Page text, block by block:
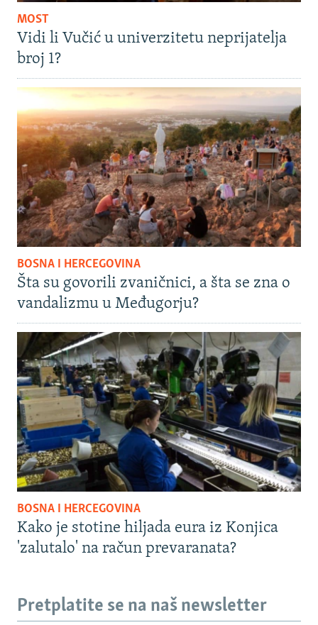
MOST
Vidi li Vučić u univerzitetu neprijatelja
broj 1?
BOSNA I HERCEGOVINA
Šta su govorili zvaničnici, a šta se zna o
vandalizmu u Međugorju?
BOSNA I HERCEGOVINA
Kako je stotine hiljada eura iz Konjica
'zalutalo' na račun prevaranata?
Pretplatite se na naš newsletter